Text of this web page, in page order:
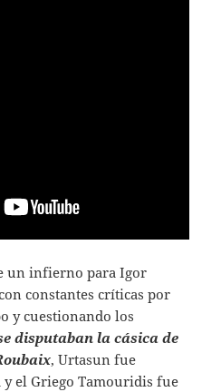
un infierno para Igor
constantes críticas por
y cuestionando los
disputaban la cásica de
, Urtasun fue
el Griego Tamouridis fue